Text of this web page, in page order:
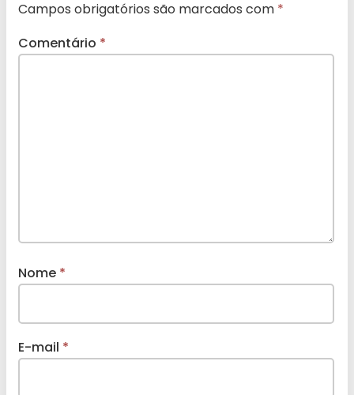
Campos obrigatórios são marcados com *
Comentário *
Nome *
E-mail *